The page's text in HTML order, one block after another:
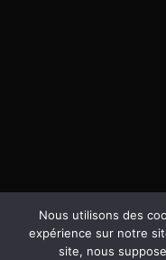
Nous utilisons des
expérience sur notre
site, nous